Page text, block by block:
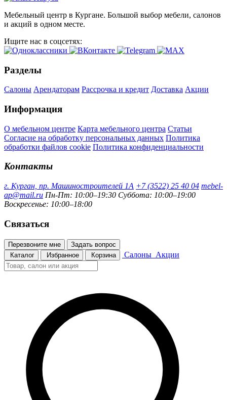
Мебельный центр в Кургане. Большой выбор мебели, салонов
и акций в одном месте.
Ищите нас в соцсетях:
Разделы
Салоны Арендаторам Рассрочка и кредит Доставка Акции
Информация
О мебельном центре Карта мебельного центра Статьи
Согласие на обработку персональных данных Политика
обработки файлов cookie Политика конфиденциальности
Контакты
г. Курган, пр. Машиностроителей 1А +7 (3522) 25 40 04 mebel-
ap@mail.ru Пн-Пт: 10:00–19:30 Суббота: 10:00–19:00
Воскресенье: 10:00–18:00
Связаться
Перезвоните мне
Задать вопрос
Каталог
Избранное Корзина Салоны Акции